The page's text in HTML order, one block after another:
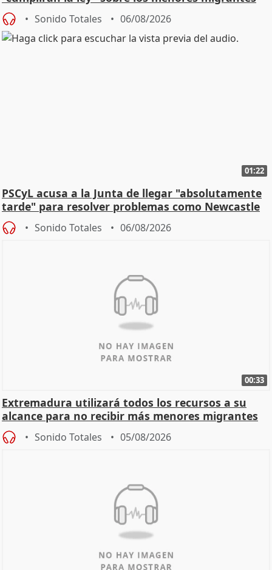
Sonido Totales 06/08/2026
01:22
PSCyL acusa a la Junta de llegar "absolutamente
tarde" para resolver problemas como Newcastle
Sonido Totales 06/08/2026
00:33
Extremadura utilizará todos los recursos a su
alcance para no recibir más menores migrantes
Sonido Totales 05/08/2026